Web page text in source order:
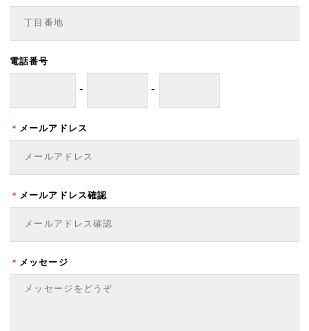
電話番号
- -
＊ メールアドレス
＊ メールアドレス確認
＊ メッセージ